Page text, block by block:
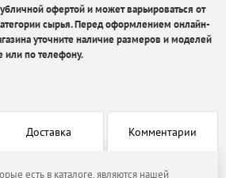
офертой и может варьироваться от
сырья. Перед оформлением онлайн-
уточните наличие размеров и моделей
или по телефону.
Доставка Комментарии
есть в каталоге, являются нашей